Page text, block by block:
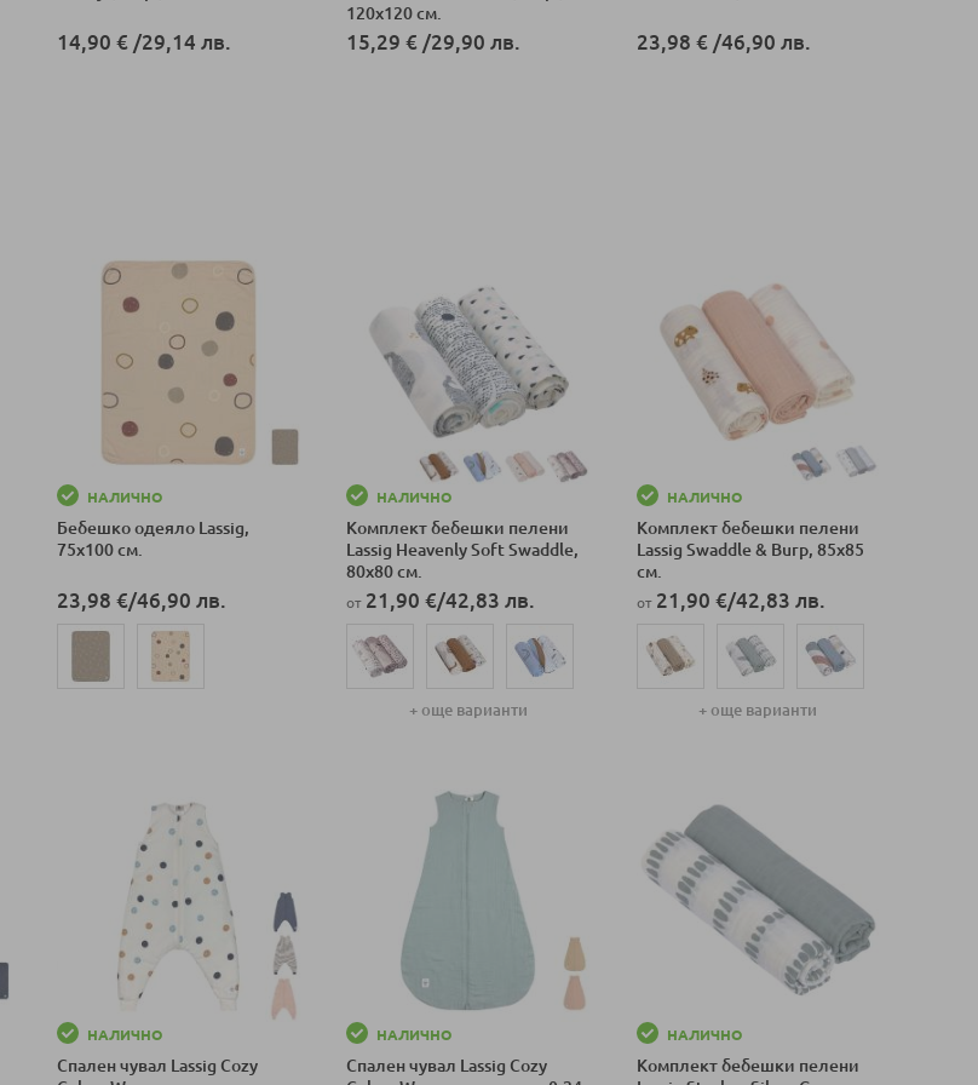
14,90 € /29,14 лв.
120х120 см.
15,29 € /29,90 лв. 23,98 €/46,90 лв.
НАЛИЧНО
Бебешко одеяло Lassig,
75х100 см.
23,98 €/46,90 лв.
НАЛИЧНО
Комплект бебешки пелени
Lassig Heavenly Soft Swaddle,
80х80 см.
от 21,90 €/42,83 лв.
+ още варианти
НАЛИЧНО
Комплект бебешки пелени
Lassig Swaddle & Burp, 85х85
см.
от 21,90 €/42,83 лв.
+ още варианти
НАЛИЧНО
Спален чувал Lassig Cozy
НАЛИЧНО
Спален чувал Lassig Cozy
НАЛИЧНО
Комплект бебешки пелени